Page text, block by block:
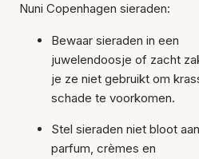
Nuni Copenhagen sieraden:
Bewaar sieraden in een
juwelendoosje of zacht
je ze niet gebruikt om
schade te voorkomen.
Stel sieraden niet bloot
parfum, crèmes en